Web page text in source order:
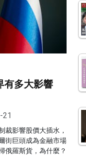
有多大影響
21
裁影響股價大插水，
街巨頭成為金融市場
俄羅斯貨，為什麼？